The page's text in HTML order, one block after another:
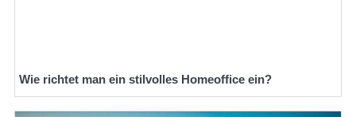
Wie richtet man ein stilvolles Homeoffice ein?